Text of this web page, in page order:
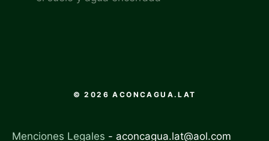
© 2026 ACONCAGUA.LAT
Menciones Legales - aconcagua.lat@aol.com